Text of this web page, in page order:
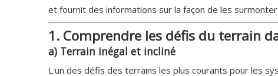
et fournit des informations sur la façon de les
1. Comprendre les défis du terrain
a) Terrain inégal et incliné
L'un des défis des terrains les plus courants pour les